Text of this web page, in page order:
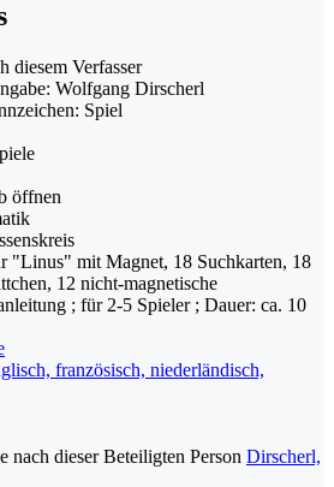
diesem Verfasser
Wolfgang Dirscherl
Spiel
öffnen
"Linus" mit Magnet, 18 Suchkarten, 18
12 nicht-magnetische
; für 2-5 Spieler ; Dauer: ca. 10
französisch, niederländisch,
nach dieser Beteiligten Person Dirscherl,